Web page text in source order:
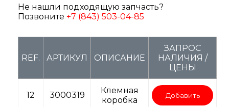
Не нашли подходящую запчасть?
Позвоните +7 (843) 503-04-85
REF. АРТИКУЛ ОПИСАНИЕ
ЗАПРОС
НАЛИЧИЯ /
ЦЕНЫ
12 3000319
Клемная
коробка
Добавить